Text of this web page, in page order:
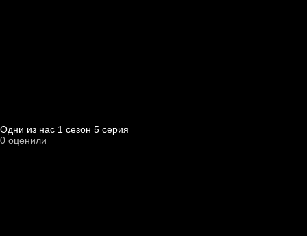
Одни из нас 1 cезон 5 cерия
0 оценили